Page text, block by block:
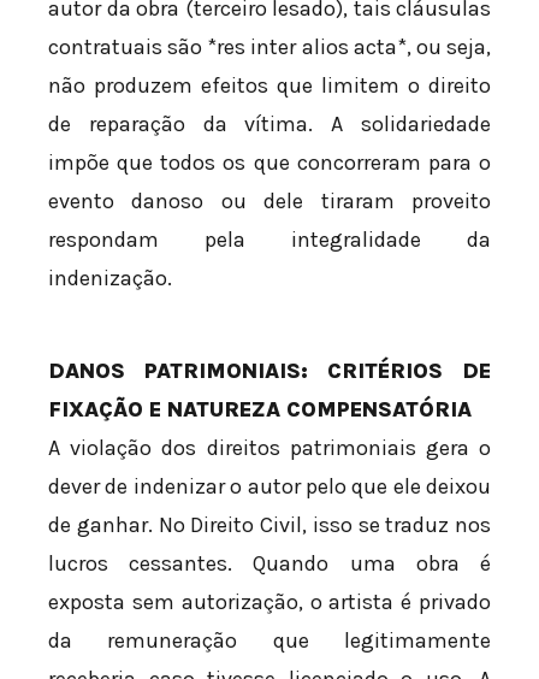
autor da obra (terceiro lesado), tais cláusulas
contratuais são *res inter alios acta*, ou seja,
não produzem efeitos que limitem o direito
de reparação da vítima. A solidariedade
impõe que todos os que concorreram para o
evento danoso ou dele tiraram proveito
respondam pela integralidade da
indenização.
DANOS PATRIMONIAIS: CRITÉRIOS DE
FIXAÇÃO E NATUREZA COMPENSATÓRIA
A violação dos direitos patrimoniais gera o
dever de indenizar o autor pelo que ele deixou
de ganhar. No Direito Civil, isso se traduz nos
lucros cessantes. Quando uma obra é
exposta sem autorização, o artista é privado
da remuneração que legitimamente